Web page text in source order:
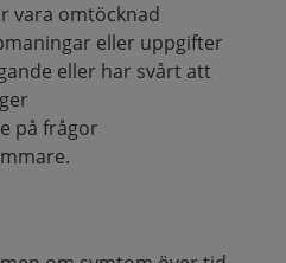
vara omtöcknad
eller uppgifter
eller har svårt att
på frågor